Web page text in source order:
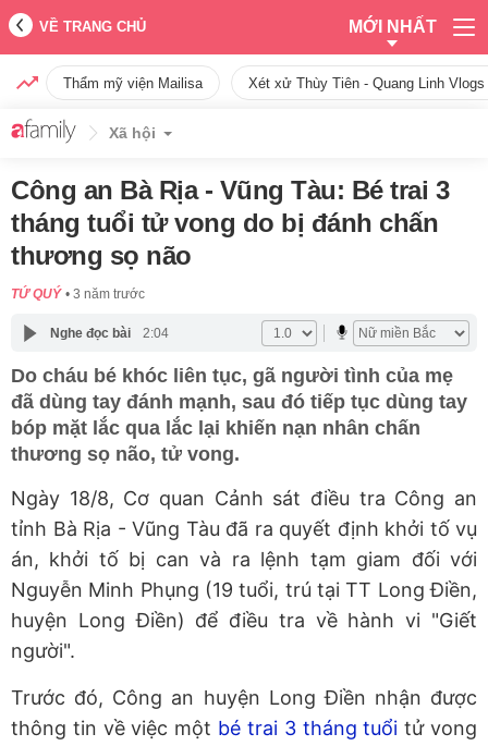
VỀ TRANG CHỦ MỚI NHẤT
Thẩm mỹ viện Mailisa Xét xử Thùy Tiên - Quang Linh
Xã hội
Công an Bà Rịa - Vũng Tàu: Bé trai 3
tháng tuổi tử vong do bị đánh chấn
thương sọ não
TỨ QUÝ 3 năm trước
Nghe đọc bài 2:04
Do cháu bé khóc liên tục, gã người tình của mẹ
đã dùng tay đánh mạnh, sau đó tiếp tục dùng tay
bóp mặt lắc qua lắc lại khiến nạn nhân chấn
thương sọ não, tử vong.
Ngày 18/8, Cơ quan Cảnh sát điều tra Công an
tỉnh Bà Rịa - Vũng Tàu đã ra quyết định khởi tố vụ
án, khởi tố bị can và ra lệnh tạm giam đối với
Nguyễn Minh Phụng (19 tuổi, trú tại TT Long Điền,
huyện Long Điền) để điều tra về hành vi "Giết
người".
Trước đó, Công an huyện Long Điền nhận được
thông tin về việc một bé trai 3 tháng tuổitử vong